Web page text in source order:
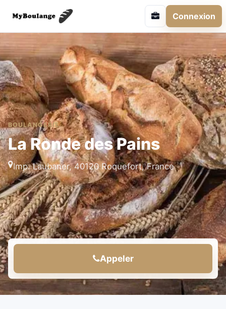
Connexion
BOULANGERIE
La Ronde des Pains
Imp. Laubaner, 40120 Roquefort, France
Appeler